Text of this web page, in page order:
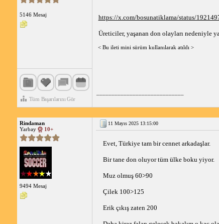
5146 Mesaj
Tüm Başarılarını Gör
https://x.com/bosunatiklama/status/
Üreticiler, yaşanan don olayları nedeniyle
< Bu ileti mini sürüm kullanılarak atıldı >
Rindaman
Yarbay
10+
9494 Mesaj
11 Mayıs 2025 13:15:00
Evet, Türkiye tam bir cennet arkadaşlar.
Bir tane don oluyor tüm ülke boku yiyor.
Muz olmuş 60>90
Çilek 100>125
Erik çıkış zaten 200